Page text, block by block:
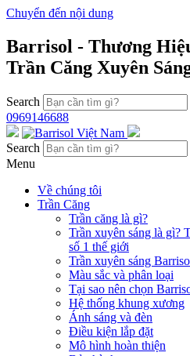
Chuyển đến nội dung
Barrisol - Thương
Trần Căng Xuyên
Search
0969146688
Search
Menu
Về chúng tôi
Trần Căng
Trần căng là gì?
Trần xuyên sáng là gì?
số 1 thế giới
Trần xuyên sáng
Màu sắc và phân loại
Tại sao nên chọn
Hệ thống khung xương
Ánh sáng và đèn
Điều kiện lắp đặt
Mô hình hoàn thiện